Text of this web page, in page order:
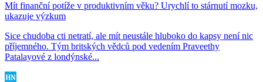
Mít finanční potíže v produktivním věku? Urychlí to stárnutí mozku,
ukazuje výzkum
Sice chudoba cti netratí, ale mít neustále hluboko do kapsy není nic
příjemného. Tým britských vědců pod vedením Praveethy
Patalayové z londýnské...